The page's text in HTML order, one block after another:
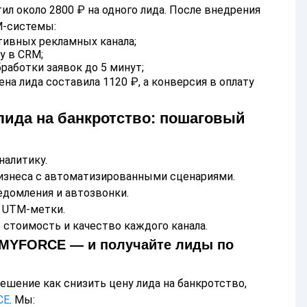
около 2800 ₽ на одного лида. После внедрения
системы:
рекламных канала;
в CRM;
заявок до 5 минут;
лида составила 1120 ₽, а конверсия в оплату
на банкротство: пошаговый
с автоматизированными сценариями.
и автозвонки.
метки.
стоимость и качество каждого канала.
— и получайте лиды по
как снизить цену лида на банкротство,
. Мы: